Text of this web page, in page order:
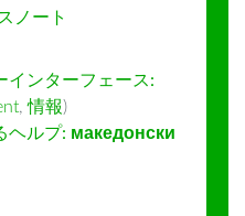
ノート
インターフェース:
,情報)
ヘルプ: македонски